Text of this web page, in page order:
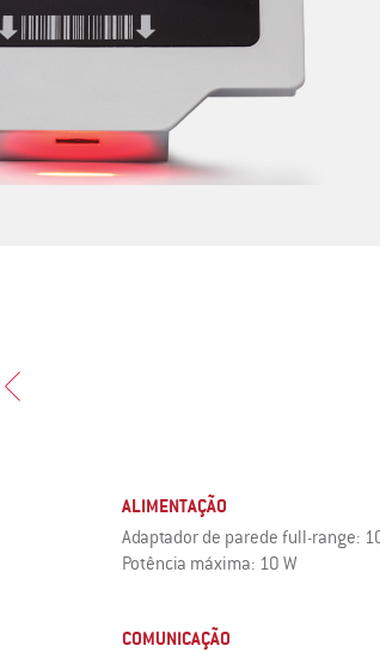
ALIMENTAÇÃO
Adaptador de parede full-range:
Potência máxima: 10 W
COMUNICAÇÃO